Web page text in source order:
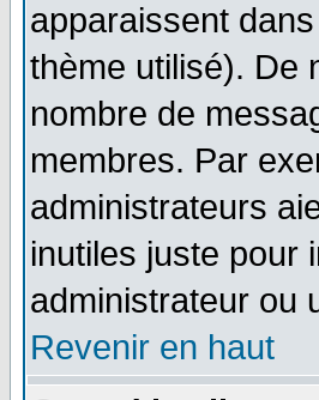
apparaissent
thème utilisé). De
nombre de
membres. Par
administrateurs
inutiles juste pour
administrateur ou
Revenir en haut